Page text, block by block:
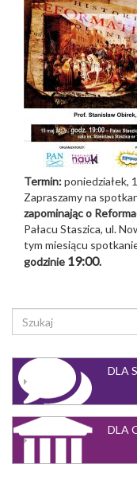
Termin:poniedziałek,
Zapraszamy na
zapominając o
Pałacu Staszica, ul.
tym miesiącu
godzinie 19:00.
FORMULARZ
WYSZUKIWANIA
DLA
DLA